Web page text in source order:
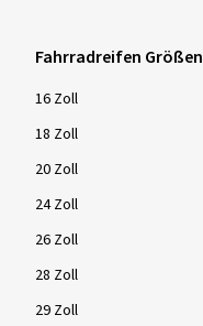
Fahrradreifen Größen
16 Zoll
18 Zoll
20 Zoll
24 Zoll
26 Zoll
28 Zoll
29 Zoll